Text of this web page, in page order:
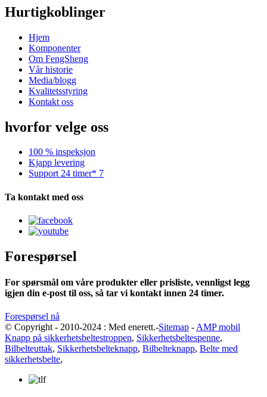
Hurtigkoblinger
Hjem
Komponenter
Om FengSheng
Vår historie
Media/blogg
Kvalitetsstyring
Kontakt oss
hvorfor velge oss
100 % inspeksjon
Kjapp levering
Support 24 timer* 7
Ta kontakt med oss
Forespørsel
For spørsmål om våre produkter eller prisliste, vennligst legg
igjen din e-post til oss, så tar vi kontakt innen 24 timer.
Forespørsel nå
© Copyright - 2010-2024 : Med enerett.-Sitemap - AMP mobil
Knapp på sikkerhetsbeltestroppen, Sikkerhetsbeltespenne,
Bilbelteuttak, Sikkerhetsbelteknapp, Bilbelteknapp, Belte med
sikkerhetsbelte,